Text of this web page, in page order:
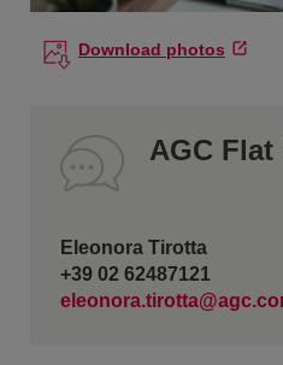
Download photos
AGC
Eleonora Tirotta
+39 02 62487121